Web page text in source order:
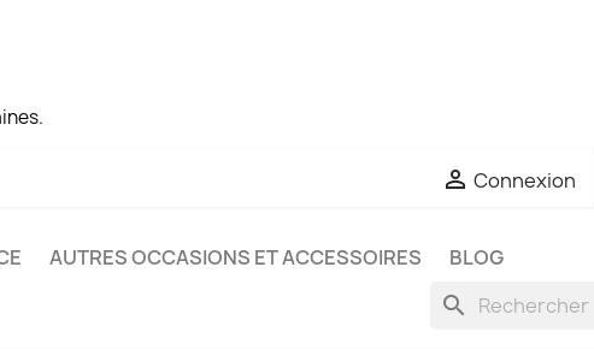
 Connexion
AUTRES OCCASIONS ET ACCESSOIRES BLOG
search